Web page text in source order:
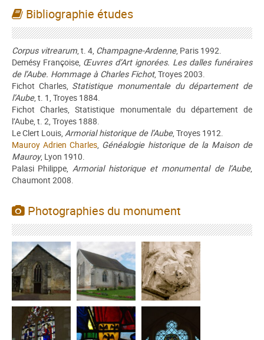
Bibliographie études
Corpus vitrearum, t. 4, Champagne-Ardenne, Paris 1992.
Demésy Françoise, Œuvres d’Art ignorées. Les dalles funéraires
de l’Aube. Hommage à Charles Fichot, Troyes 2003.
Fichot Charles, Statistique monumentale du département de
l’Aube, t. 1, Troyes 1884.
Fichot Charles, Statistique monumentale du département de
l’Aube, t. 2, Troyes 1888.
Le Clert Louis, Armorial historique de l’Aube, Troyes 1912.
Mauroy Adrien Charles, Généalogie historique de la Maison de
Mauroy, Lyon 1910.
Palasi Philippe, Armorial historique et monumental de l’Aube,
Chaumont 2008.
Photographies du monument